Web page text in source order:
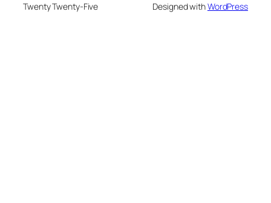
Twenty Twenty-Five Designed withWordPress